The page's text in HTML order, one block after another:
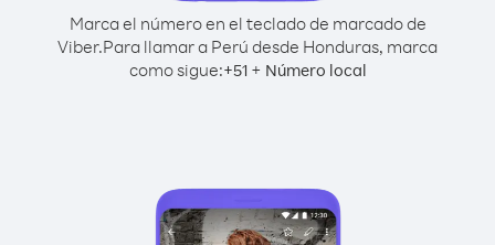
Marca el número en el teclado de marcado de
Viber.Para llamar a Perú desde Honduras, marca
como sigue:+51+ Número local